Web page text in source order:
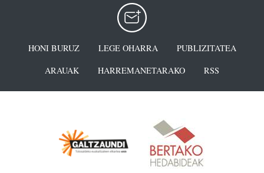
HONI BURUZ LEGE OHARRA
PUBLIZITATEA
ARAUAK
HARREMANETARAKO RSS